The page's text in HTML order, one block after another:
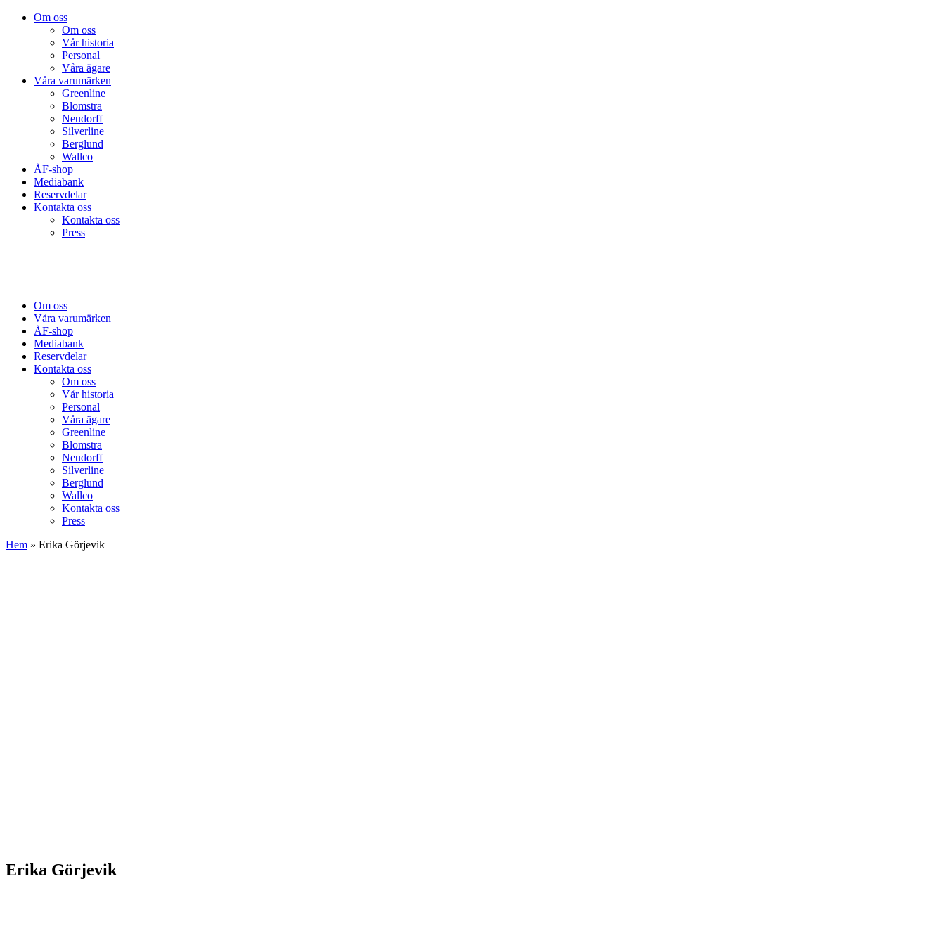
Om oss
Om oss
Vår historia
Personal
Våra ägare
Våra varumärken
Greenline
Blomstra
Neudorff
Silverline
Berglund
Wallco
ÅF-shop
Mediabank
Reservdelar
Kontakta oss
Kontakta oss
Press
Om oss
Våra varumärken
ÅF-shop
Mediabank
Reservdelar
Kontakta oss
Om oss
Vår historia
Personal
Våra ägare
Greenline
Blomstra
Neudorff
Silverline
Berglund
Wallco
Kontakta oss
Press
Hem » Erika Görjevik
Erika Görjevik